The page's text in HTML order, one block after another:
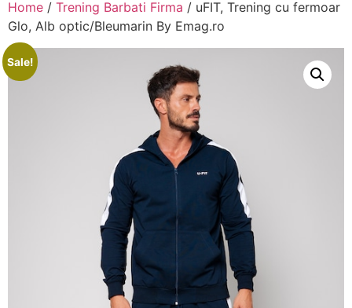
Home / Trening Barbati Firma / uFIT, Trening cu fermoar
Glo, Alb optic/Bleumarin By Emag.ro
Sale!